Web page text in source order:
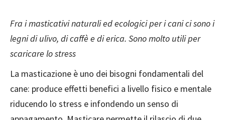
Fra i masticativi naturali ed ecologici per i cani ci sono i
legni di ulivo, di caffè e di erica. Sono molto utili per
scaricare lo stress
La masticazione è uno dei bisogni fondamentali del
cane: produce effetti benefici a livello fisico e mentale
riducendo lo stress e infondendo un senso di